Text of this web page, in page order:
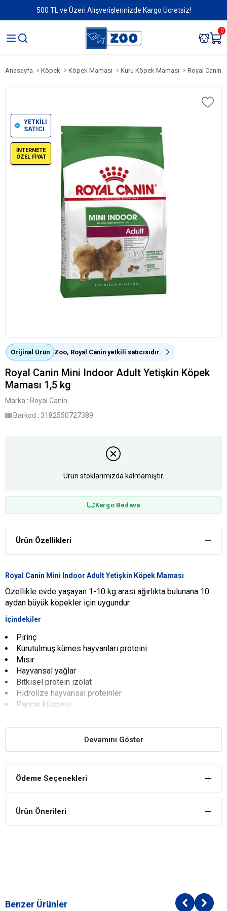
500 TL ve Üzeri Alışverişlerinizde Kargo Ücretsiz!
0
Anasayfa Köpek Köpek Maması Kuru Köpek Maması Royal Canin
YETKİLİ
SATICI
İNTERNETE
ÖZEL FİYAT
Orijinal Ürün Zoo, Royal Canin yetkili satıcısıdır.
Royal Canin Mini Indoor Adult Yetişkin Köpek
Maması 1,5 kg
Marka : Royal Canin
Barkod : 3182550727389
Ürün stoklarımızda kalmamıştır.
Kargo Bedava
Ürün Özellikleri
Royal Canin Mini Indoor Adult Yetişkin Köpek Maması
Özellikle evde yaşayan 1-10 kg arası ağırlıkta bulunana 10
aydan büyük köpekler için uygundur.
İçindekiler
Pirinç
Kurutulmuş kümes hayvanları proteini
Mısır
Hayvansal yağlar
Bitkisel protein izolat
Hidrolize hayvansal proteinler
Pancar küspesi
Soya yağı
mono- ve digliserideleri
İlaveler (her kg için)
E5(Manganez): 61 mg
E6(Çinko): 148 mg
Devamını Göster
Ödeme Seçenekleri
Ürün Önerileri
Benzer Ürünler